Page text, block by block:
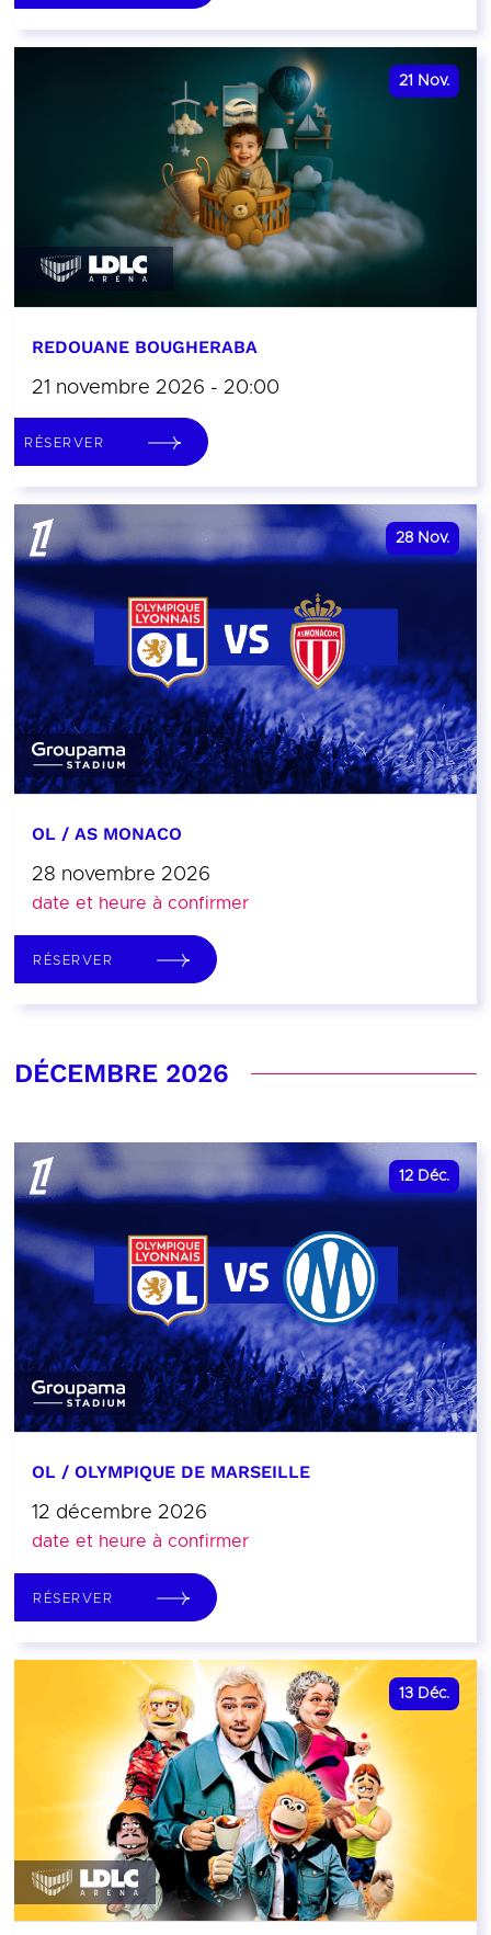
21 Nov.
REDOUANE BOUGHERABA
21 novembre 2026 - 20:00
RÉSERVER
28 Nov.
OL / AS MONACO
28 novembre 2026
date et heure à confirmer
RÉSERVER
DÉCEMBRE 2026
12 Déc.
OL / OLYMPIQUE DE MARSEILLE
12 décembre 2026
date et heure à confirmer
RÉSERVER
13 Déc.